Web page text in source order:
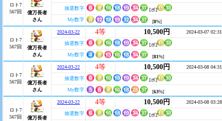
ロト7
567回
億万長者
さん
抽選数字
[ボ]
My数字
[8%]
ロト7
567回
億万長者
さん
2024-03-22 4等 10,500円 2024-03-07 02:31
抽選数字
[ボ]
My数字
[81%]
ロト7
567回
億万長者
さん
2024-03-22 4等 10,500円 2024-03-08 04:31
抽選数字
[ボ]
My数字
[63%]
ロト7
567回
億万長者
2024-03-22 4等 10,500円 2024-03-08 03:28
抽選数字
[ボ]